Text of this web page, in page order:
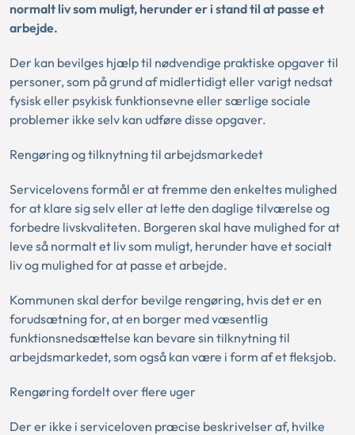
normalt liv som muligt, herunder er i stand til at passe et
arbejde.
Der kan bevilges hjælp til nødvendige praktiske opgaver til
personer, som på grund af midlertidigt eller varigt nedsat
fysisk eller psykisk funktionsevne eller særlige sociale
problemer ikke selv kan udføre disse opgaver.
Rengøring og tilknytning til arbejdsmarkedet
Servicelovens formål er at fremme den enkeltes mulighed
for at klare sig selv eller at lette den daglige tilværelse og
forbedre livskvaliteten. Borgeren skal have mulighed for at
leve så normalt et liv som muligt, herunder have et socialt
liv og mulighed for at passe et arbejde.
Kommunen skal derfor bevilge rengøring, hvis det er en
forudsætning for, at en borger med væsentlig
funktionsnedsættelse kan bevare sin tilknytning til
arbejdsmarkedet, som også kan være i form af et fleksjob.
Rengøring fordelt over flere uger
Der er ikke i serviceloven præcise beskrivelser af, hvilke